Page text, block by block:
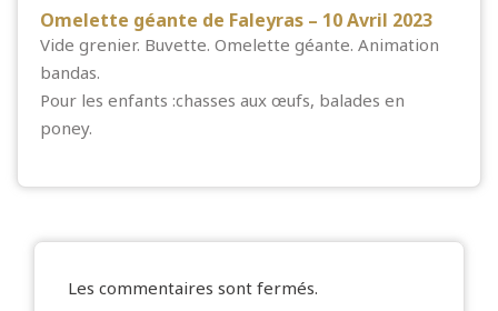
Omelette géante de Faleyras – 10 Avril 2023
Vide grenier. Buvette. Omelette géante. Animation
bandas.
Pour les enfants :chasses aux œufs, balades en
poney.
Les commentaires sont fermés.